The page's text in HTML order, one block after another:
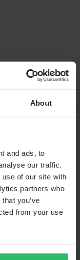
About
and ads, to
our traffic.
of our site with
partners who
you’ve
from your use